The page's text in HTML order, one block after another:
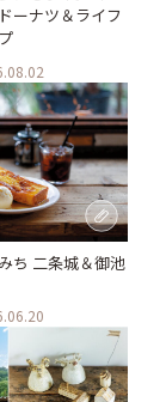
ーナツ＆ライフ
ち 二条城＆御池